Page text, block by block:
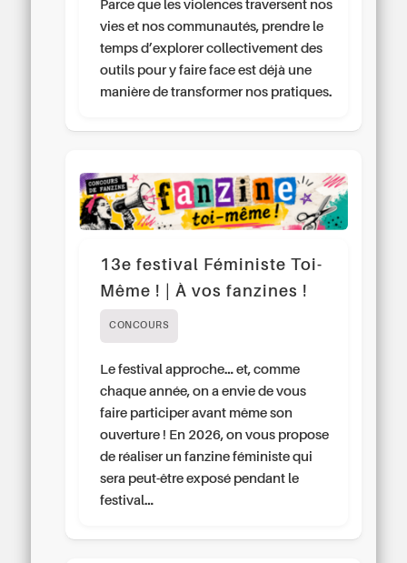
Parce que les violences traversent nos
vies et nos communautés, prendre le
temps d’explorer collectivement des
outils pour y faire face est déjà une
manière de transformer nos pratiques.
13e festival Féministe Toi-
Même ! | À vos fanzines !
CONCOURS
Le festival approche… et, comme
chaque année, on a envie de vous
faire participer avant même son
ouverture ! En 2026, on vous propose
de réaliser un fanzine féministe qui
sera peut-être exposé pendant le
festival…